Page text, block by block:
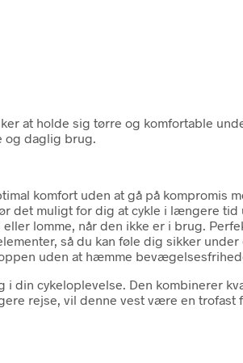
at holde sig tørre og komfortable
daglig brug.
komfort uden at gå på kompromis
det muligt for dig at cykle i længere tid
lomme, når den ikke er i brug.
så du kan føle dig sikker
uden at hæmme
i din cykeloplevelse. Den kombinerer
rejse, vil denne vest være en